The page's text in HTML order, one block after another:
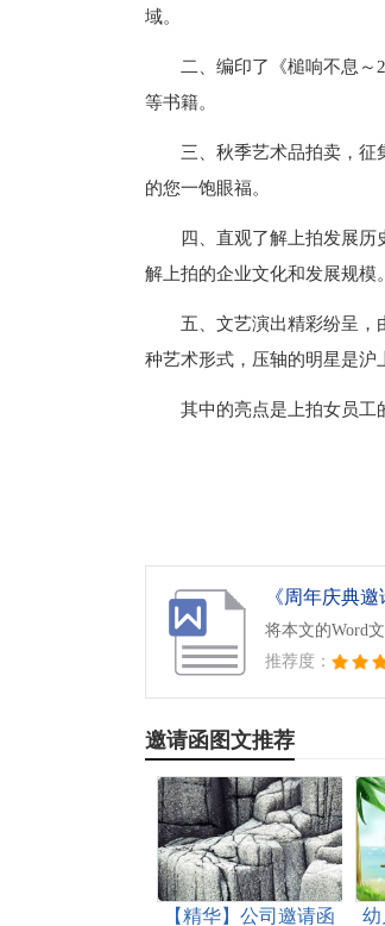
域。
二、编印了《槌响不息～
等书籍。
三、秋季艺术品拍卖，
的您一饱眼福。
四、直观了解上拍发展
解上拍的企业文化和发展规模。
五、文艺演出精彩纷呈，
种艺术形式，压轴的明星是沪
其中的亮点是上拍女员工
《周年庆典邀
将本文的Word
推荐度：
邀请函图文推荐
【精华】公司邀请函 幼